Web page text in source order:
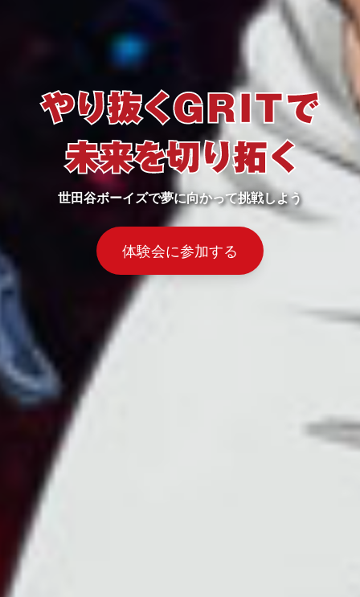
世田谷ボーイズで夢に向かって挑戦しよう
体験会に参加する